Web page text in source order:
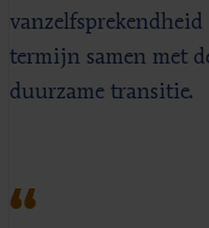
termijn samen met
duurzame transitie.